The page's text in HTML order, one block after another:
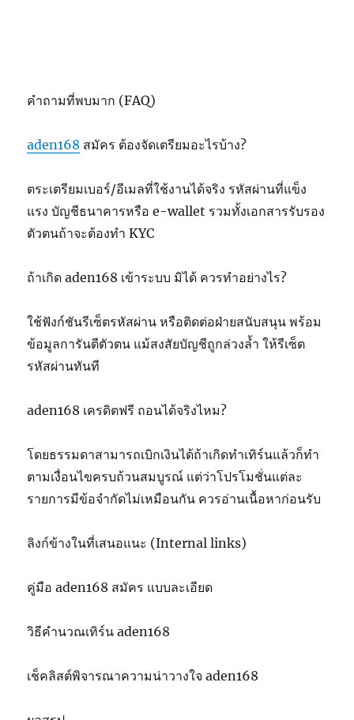
คำถามที่พบมาก (FAQ)
aden168 สมัคร ต้องจัดเตรียมอะไรบ้าง?
ตระเตรียมเบอร์/อีเมลที่ใช้งานได้จริง รหัสผ่านที่แข็ง
แรง บัญชีธนาคารหรือ e-wallet รวมทั้งเอกสารรับรอง
ตัวตนถ้าจะต้องทำ KYC
ถ้าเกิด aden168 เข้าระบบ มิได้ ควรทำอย่างไร?
ใช้ฟังก์ชันรีเซ็ตรหัสผ่าน หรือติดต่อฝ่ายสนับสนุน พร้อม
ข้อมูลการันตีตัวตน แม้สงสัยบัญชีถูกล่วงล้ำ ให้รีเซ็ต
รหัสผ่านทันที
aden168 เครดิตฟรี ถอนได้จริงไหม?
โดยธรรมดาสามารถเบิกเงินได้ถ้าเกิดทำเทิร์นแล้วก็ทำ
ตามเงื่อนไขครบถ้วนสมบูรณ์ แต่ว่าโปรโมชั่นแต่ละ
รายการมีข้อจำกัดไม่เหมือนกัน ควรอ่านเนื้อหาก่อนรับ
ลิงก์ข้างในที่เสนอแนะ (Internal links)
คู่มือ aden168 สมัคร แบบละเอียด
วิธีคำนวณเทิร์น aden168
เช็คลิสต์พิจารณาความน่าวางใจ aden168